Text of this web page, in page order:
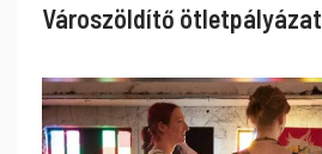
Városzöldítő ötletpályázat